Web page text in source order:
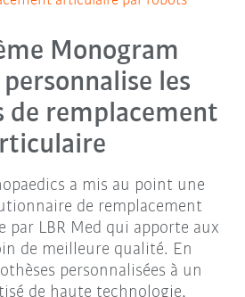
Monogram
les
de remplacement
a mis au point une
de remplacement
par LBR Med qui apporte aux
de meilleure qualité. En
personnalisées à un
de haute technologie,